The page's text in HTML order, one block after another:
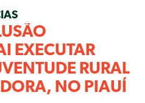
EXECUTAR
RURAL
NO PIAUÍ